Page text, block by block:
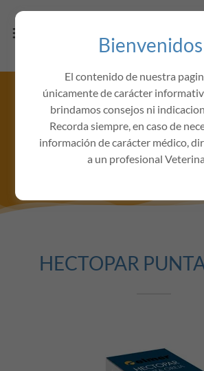
HECTOPAR
El contenido de nuestra
únicamente de carácter
brindamos consejos ni
Recorda siempre, en caso de
información de carácter médico,
a un profesional